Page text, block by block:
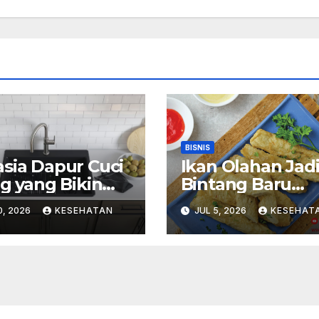
Dapur Cuci
yang Bikin
Memasak
2026 KESEHATAN
BISNIS
Ikan Olahan Jadi
Bintang Baru
Kuliner Modern
JUL 5, 2026